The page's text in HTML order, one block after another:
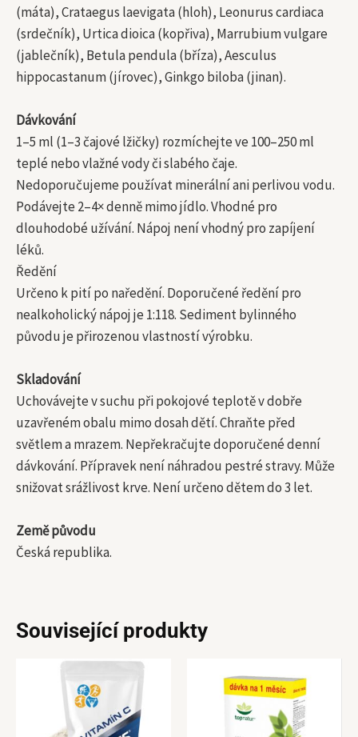
(máta), Crataegus laevigata (hloh), Leonurus cardiaca
(srdečník), Urtica dioica (kopřiva), Marrubium vulgare
(jablečník), Betula pendula (bříza), Aesculus
hippocastanum (jírovec), Ginkgo biloba (jinan).
Dávkování
1–5 ml (1–3 čajové lžičky) rozmíchejte ve 100–250 ml
teplé nebo vlažné vody či slabého čaje.
Nedoporučujeme používat minerální ani perlivou vodu.
Podávejte 2–4× denně mimo jídlo. Vhodné pro
dlouhodobé užívání. Nápoj není vhodný pro zapíjení
léků.
Ředění
Určeno k pití po naředění. Doporučené ředění pro
nealkoholický nápoj je 1:118. Sediment bylinného
původu je přirozenou vlastností výrobku.
Skladování
Uchovávejte v suchu při pokojové teplotě v dobře
uzavřeném obalu mimo dosah dětí. Chraňte před
světlem a mrazem. Nepřekračujte doporučené denní
dávkování. Přípravek není náhradou pestré stravy. Může
snižovat srážlivost krve. Není určeno dětem do 3 let.
Země původu
Česká republika.
Související produkty